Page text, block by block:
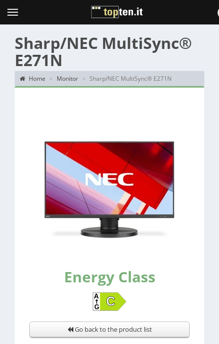
Topten
Menu
Sharp/NEC MultiSync®
E271N
Home Monitor Sharp/NEC MultiSync® E271N
Energy Class
Go back to the product list